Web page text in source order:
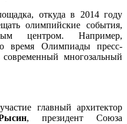
откуда в 2014 году
олимпийские события,
центром. Например,
время Олимпиады пресс-
многозальный
главный архитектор
, президент Союза